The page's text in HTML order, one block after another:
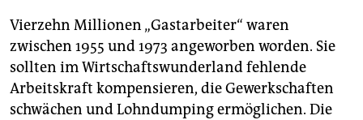
Vierzehn Millionen „Gastarbeiter“ waren
zwischen 1955 und 1973 angeworben worden. Sie
sollten im Wirtschaftswunderland fehlende
Arbeitskraft kompensieren, die Gewerkschaften
schwächen und Lohndumping ermöglichen. Die